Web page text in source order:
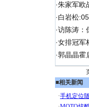
·朱家军欧
·白岩松
·访陈涛：
·女排冠军
·郭晶晶霍
■相关新闻